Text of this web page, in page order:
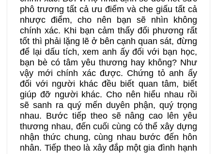
phô trương tất cả ưu điểm và che giấu tất cả
nhược điểm, cho nên bạn sẽ nhìn không
chính xác. Khi bạn cảm thấy đối phương rất
tốt thì phải lặng lẽ ở bên cạnh quan sát, đừng
để lại dấu tích, xem anh ấy đối với bạn học,
bạn bè có tâm yêu thương hay không? Như
vậy mới chính xác được. Chứng tỏ anh ấy
đối với người khác đều biết quan tâm, biết
giúp đỡ người khác. Cho nên hiểu nhau rồi
sẽ sanh ra quý mến duyên phận, quý trọng
nhau. Bước tiếp theo sẽ nâng cao lên yêu
thương nhau, đến cuối cùng có thể xây dựng
nhận thức chung, cùng nhau bước đến hôn
nhân. Tiếp theo là xây đắp một gia đình hạnh